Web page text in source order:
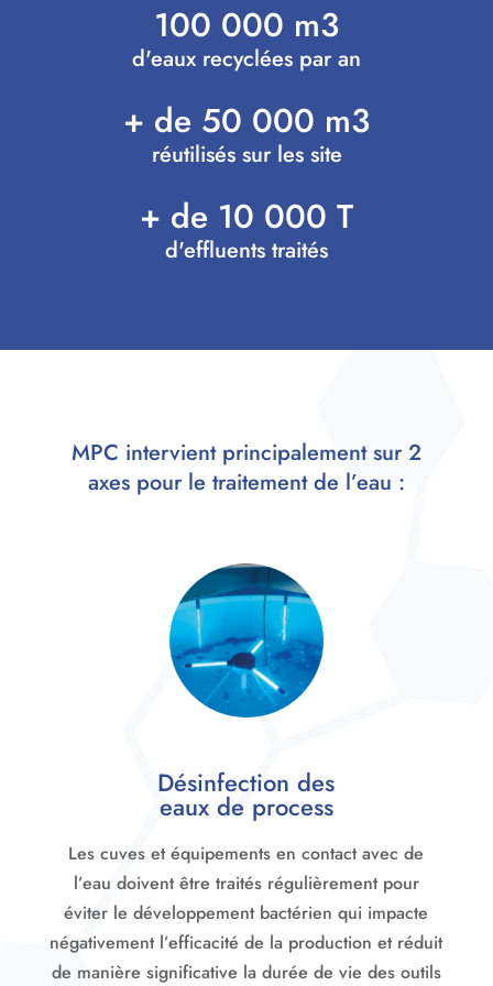
100 000 m3
d'eaux recyclées par an
+ de 50 000 m3
réutilisés sur les site
+ de 10 000 T
d'effluents traités
MPC intervient principalement sur 2
axes pour le traitement de l’eau :
Désinfection des
eaux de process
Les cuves et équipements en contact avec de
l’eau doivent être traités régulièrement pour
éviter le développement bactérien qui impacte
négativement l’efficacité de la production et réduit
de manière significative la durée de vie des outils